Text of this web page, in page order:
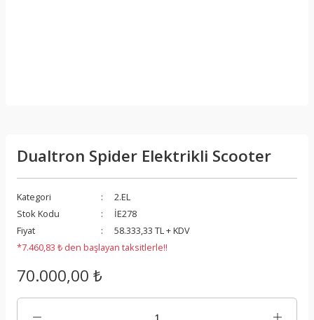
Dualtron Spider Elektrikli Scooter
Kategori
2.EL
Stok Kodu
İE278
Fiyat
58.333,33 TL + KDV
*7.460,83 ₺ den başlayan taksitlerle!!
70.000,00 ₺